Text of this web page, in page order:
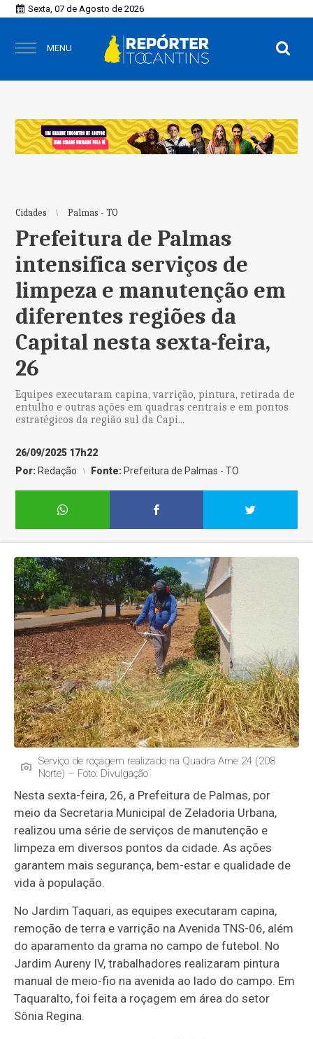
Sexta, 07 de Agosto de 2026
MENU
Cidades Palmas - TO
Prefeitura de Palmas
intensifica serviços de
limpeza e manutenção em
diferentes regiões da
Capital nesta sexta-feira,
26
Equipes executaram capina, varrição, pintura, retirada de
entulho e outras ações em quadras centrais e em pontos
estratégicos da região sul da Capi...
26/09/2025 17h22
Por: Redação Fonte: Prefeitura de Palmas - TO
Serviço de roçagem realizado na Quadra Arne 24 (208
Norte) – Foto: Divulgação
Nesta sexta-feira, 26, a Prefeitura de Palmas, por
meio da Secretaria Municipal de Zeladoria Urbana,
realizou uma série de serviços de manutenção e
limpeza em diversos pontos da cidade. As ações
garantem mais segurança, bem-estar e qualidade de
vida à população.
No Jardim Taquari, as equipes executaram capina,
remoção de terra e varrição na Avenida TNS-06, além
do aparamento da grama no campo de futebol. No
Jardim Aureny IV, trabalhadores realizaram pintura
manual de meio-fio na avenida ao lado do campo. Em
Taquaralto, foi feita a roçagem em área do setor
Sônia Regina.